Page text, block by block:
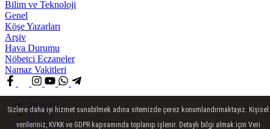
Bilim ve Teknoloji
Genel
Köşe Yazarları
Arşiv
Hava Durumu
Nöbetci Eczaneler
Namaz Vakitleri
Künye
İletişim
Sizlere daha iyi hizmet sunabilmek adına sitemizde çerez konumlandırmaktayız. Kişisel
verileriniz, KVKK ve GDPR kapsamında toplanıp işlenir. Detaylı bilgi almak için Veri